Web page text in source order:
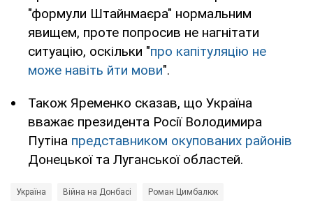
"формули Штайнмаєра" нормальним
явищем, проте попросив не нагнітати
ситуацію, оскільки "про капітуляцію не
може навіть йти мови".
Також Яременко сказав, що Україна
вважає президента Росії Володимира
Путіна представником окупованих районів
Донецької та Луганської областей.
Україна Війна на Донбасі Роман Цимбалюк